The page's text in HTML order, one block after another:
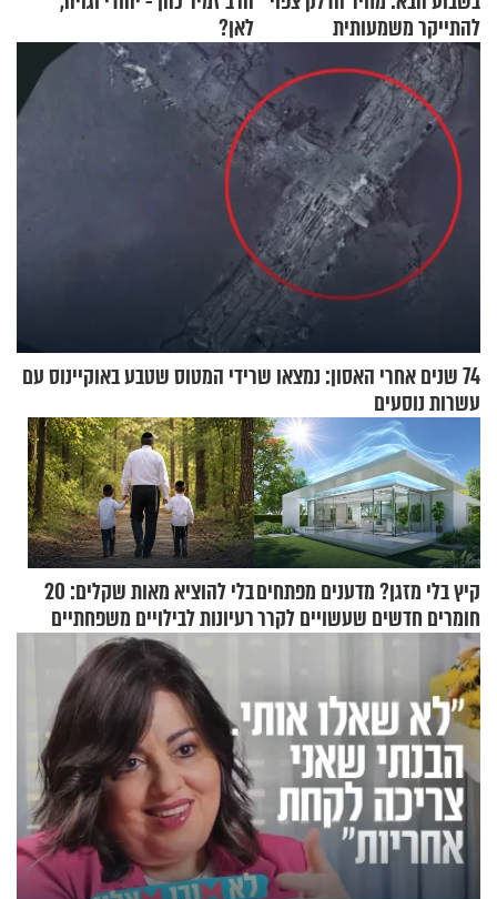
להתייקר משמעותית
לאן?
74 שנים אחרי האסון: נמצאו שרידי המטוס שטבע באוקיינוס עם
עשרות נוסעים
קיץ בלי מזגן? מדענים מפתחים
חומרים חדשים שעשויים לקרר
בתים
בלי להוציא מאות שקלים: 20
רעיונות לבילויים משפחתיים
כמעט בחינם